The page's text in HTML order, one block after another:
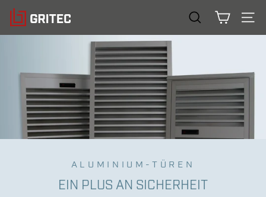
Direkt
G
R
Suchen
SUCHE
ALUMINIUM-TÜREN
EIN PLUS AN SICHERHEIT